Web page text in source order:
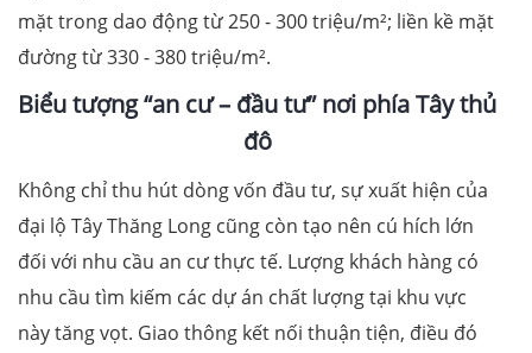
mặt trong dao động từ 250 - 300 triệu/m²; liền kề mặt
đường từ 330 - 380 triệu/m².
Biểu tượng “an cư – đầu tư” nơi phía Tây thủ
đô
Không chỉ thu hút dòng vốn đầu tư, sự xuất hiện của
đại lộ Tây Thăng Long cũng còn tạo nên cú hích lớn
đối với nhu cầu an cư thực tế. Lượng khách hàng có
nhu cầu tìm kiếm các dự án chất lượng tại khu vực
này tăng vọt. Giao thông kết nối thuận tiện, điều đó